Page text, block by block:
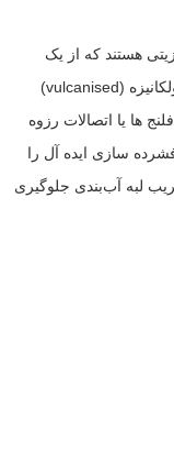
هستند که از یک
حامل فلزی و یک لبه آب‌بندی الاستومری ولکانیزه (vulcanised)
ها یا اتصالات رزوه
سازی ایده آل را
لبه آب‌بندی جلوگیری